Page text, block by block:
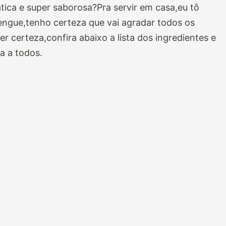
e super saborosa?Pra servir em casa,eu tô
certeza que vai agradar todos os
certeza,confira abaixo a lista dos ingredientes e
a todos.